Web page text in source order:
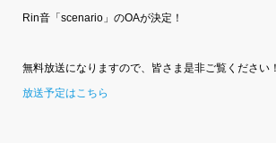
Rin音「scenario」のOAが決定！
無料放送になりますので、皆さま是非ご覧ください！
放送予定はこちら